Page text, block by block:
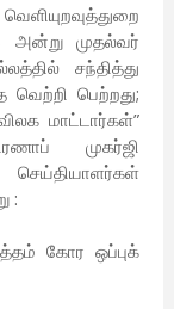
அன்று முதல்வர்
சந்தித்து
வெற்றி பெற்றது;
மாட்டார்கள்”
முகர்ஜி
செய்தியாளர்கள்
:
கோர ஒப்புக்